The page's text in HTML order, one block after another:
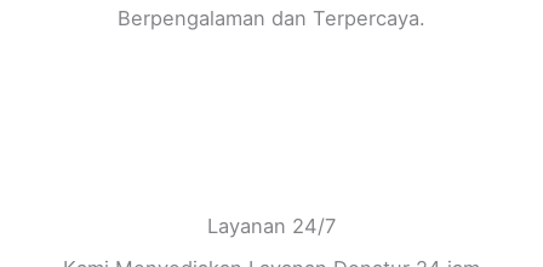
Berpengalaman dan Terpercaya.
Layanan 24/7